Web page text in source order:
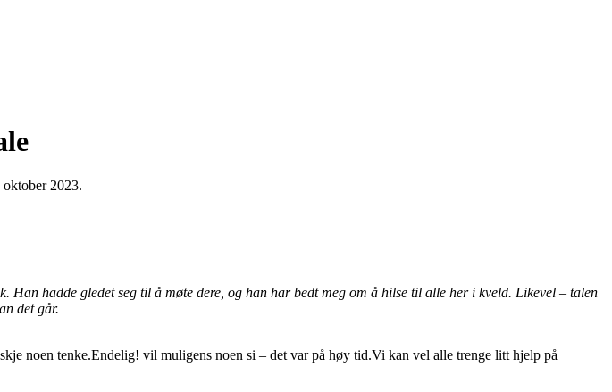
2023.
hadde gledet seg til å møte dere, og han har bedt meg om å hilse til alle her i kveld. Likevel – talen
det går.
noen tenke.Endelig! vil muligens noen si – det var på høy tid.Vi kan vel alle trenge litt hjelp på